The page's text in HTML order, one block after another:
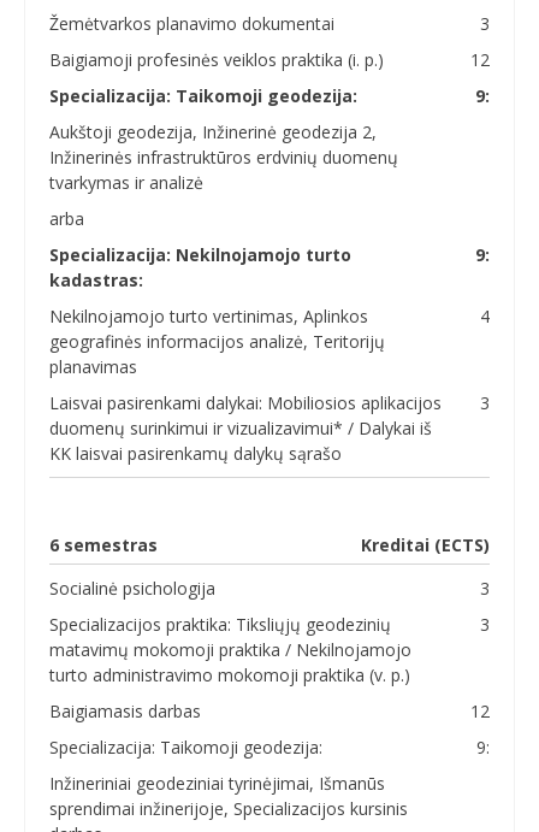
Žemėtvarkos planavimo dokumentai
3
Baigiamoji profesinės veiklos praktika (i. p.)
12
Specializacija: Taikomoji geodezija:
9:
Aukštoji geodezija, Inžinerinė geodezija 2,
Inžinerinės infrastruktūros erdvinių duomenų
tvarkymas ir analizė
arba
Specializacija: Nekilnojamojo turto
kadastras:
9:
Nekilnojamojo turto vertinimas, Aplinkos
geografinės informacijos analizė, Teritorijų
planavimas
4
Laisvai pasirenkami dalykai: Mobiliosios aplikacijos
duomenų surinkimui ir vizualizavimui* / Dalykai iš
KK laisvai pasirenkamų dalykų sąrašo
3
6 semestras
Kreditai (ECTS)
Socialinė psichologija
3
Specializacijos praktika: Tiksliųjų geodezinių
matavimų mokomoji praktika / Nekilnojamojo
turto administravimo mokomoji praktika (v. p.)
3
Baigiamasis darbas
12
Specializacija: Taikomoji geodezija:
9:
Inžineriniai geodeziniai tyrinėjimai, Išmanūs
sprendimai inžinerijoje, Specializacijos kursinis